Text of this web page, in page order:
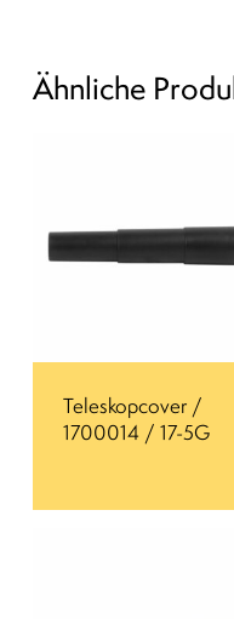
Ähnliche
Teleskopcover /
1700014 / 17-5G